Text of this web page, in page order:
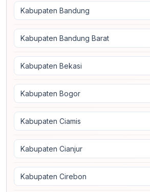
Kabupaten Bandung
Kabupaten Bandung Barat
Kabupaten Bekasi
Kabupaten Bogor
Kabupaten Ciamis
Kabupaten Cianjur
Kabupaten Cirebon